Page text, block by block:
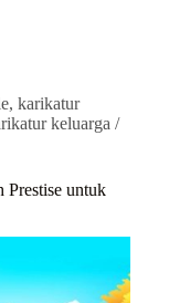
, karikatur
keluarga /
untuk